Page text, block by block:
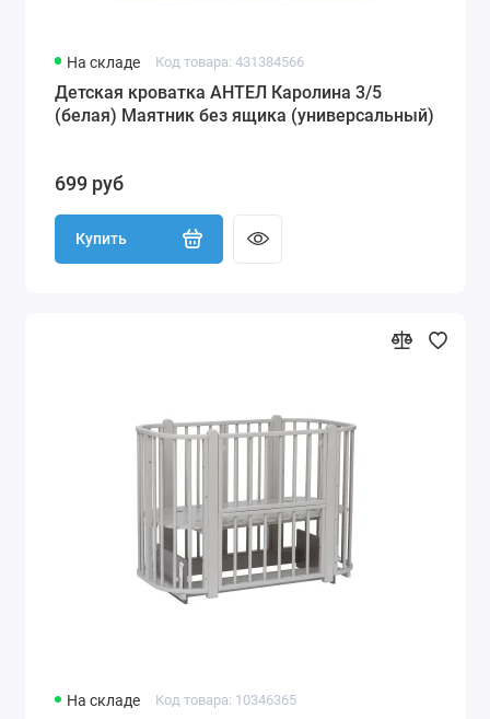
На складе Код товара: 431384566
Детская кроватка АНТЕЛ Каролина 3/5
(белая) Маятник без ящика (универсальный)
699 руб
Купить
На складе Код товара: 10346365